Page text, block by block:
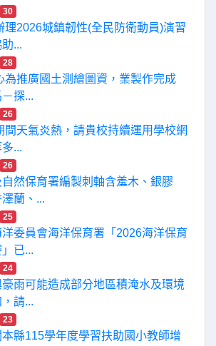
30
理2026城鎮韌性(全民防衛動員)演習
...
28
為推廣國土測繪圖資，業製作完成
－探...
26
間天氣炎熱，請貴校持續運用學校網
...
26
然保育署編製刺軸含羞木、銀膠
蘭、...
25
委員會海洋保育署「2026海洋保育
已...
24
豪雨可能造成部分地區積淹水及環境
請...
23
縣115學年度學習扶助國小教師增